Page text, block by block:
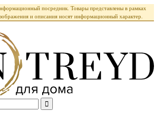
посредник. Товары представлены в рамках
и описания носят информационный характер.